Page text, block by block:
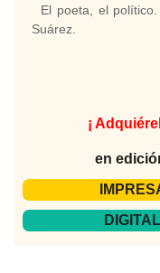
El poeta, el
Suárez.
¡
en
DIGITAL